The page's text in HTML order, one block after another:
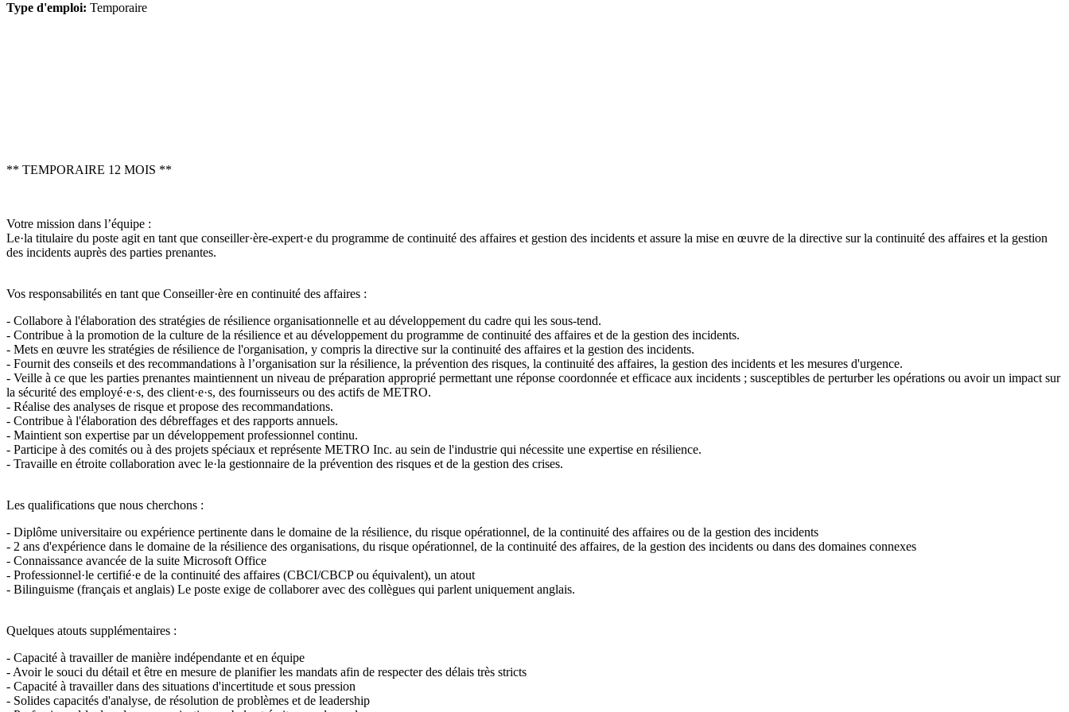
Type d'emploi: Temporaire
** TEMPORAIRE 12 MOIS **
Votre mission dans l’équipe :
Le·la titulaire du poste agit en tant que conseiller·ère-expert·e du programme de continuité des affaires et gestion des incidents et assure la mise en œuvre de la directive sur la continuité des affaires et la gestion
des incidents auprès des parties prenantes.
Vos responsabilités en tant que Conseiller·ère en continuité des affaires :
- Collabore à l'élaboration des stratégies de résilience organisationnelle et au développement du cadre qui les sous-tend.
- Contribue à la promotion de la culture de la résilience et au développement du programme de continuité des affaires et de la gestion des incidents.
- Mets en œuvre les stratégies de résilience de l'organisation, y compris la directive sur la continuité des affaires et la gestion des incidents.
- Fournit des conseils et des recommandations à l’organisation sur la résilience, la prévention des risques, la continuité des affaires, la gestion des incidents et les mesures d'urgence.
- Veille à ce que les parties prenantes maintiennent un niveau de préparation approprié permettant une réponse coordonnée et efficace aux incidents ; susceptibles de perturber les opérations ou avoir un impact sur
la sécurité des employé·e·s, des client·e·s, des fournisseurs ou des actifs de METRO.
- Réalise des analyses de risque et propose des recommandations.
- Contribue à l'élaboration des débreffages et des rapports annuels.
- Maintient son expertise par un développement professionnel continu.
- Participe à des comités ou à des projets spéciaux et représente METRO Inc. au sein de l'industrie qui nécessite une expertise en résilience.
- Travaille en étroite collaboration avec le·la gestionnaire de la prévention des risques et de la gestion des crises.
Les qualifications que nous cherchons :
- Diplôme universitaire ou expérience pertinente dans le domaine de la résilience, du risque opérationnel, de la continuité des affaires ou de la gestion des incidents
- 2 ans d'expérience dans le domaine de la résilience des organisations, du risque opérationnel, de la continuité des affaires, de la gestion des incidents ou dans des domaines connexes
- Connaissance avancée de la suite Microsoft Office
- Professionnel·le certifié·e de la continuité des affaires (CBCI/CBCP ou équivalent), un atout
- Bilinguisme (français et anglais) Le poste exige de collaborer avec des collègues qui parlent uniquement anglais.
Quelques atouts supplémentaires :
- Capacité à travailler de manière indépendante et en équipe
- Avoir le souci du détail et être en mesure de planifier les mandats afin de respecter des délais très stricts
- Capacité à travailler dans des situations d'incertitude et sous pression
- Solides capacités d'analyse, de résolution de problèmes et de leadership